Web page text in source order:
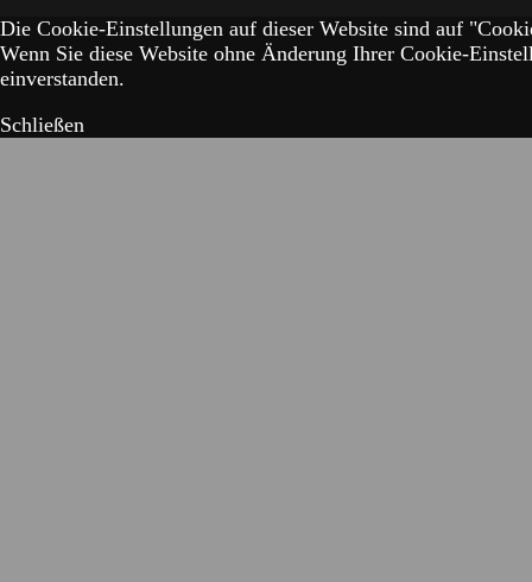
Die Cookie-Einstellungen auf dieser Website sind auf
Wenn Sie diese Website ohne Änderung Ihrer Cookie-
einverstanden.
Schließen